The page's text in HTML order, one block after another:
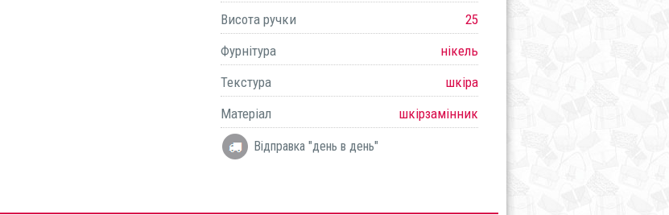
Висота ручки
25
Фурнітура
нікель
Текстура
шкіра
Матеріал
шкірзамінник
Відправка "день в день"